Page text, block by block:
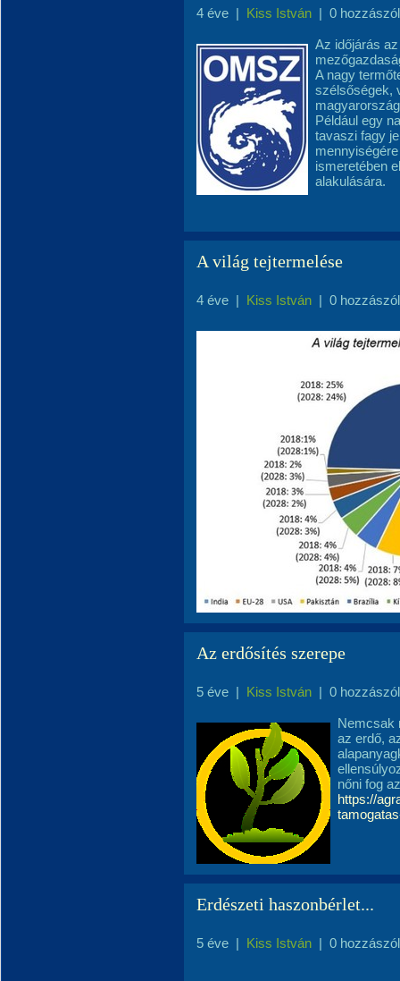
4 éve | Kiss István | 0
Az időjárás
A nagy
szélsőségek,
Például egy
tavaszi fagy
ismeretében
alakulására.
A világ tejtermelése
4 éve | Kiss István | 0
Az erdősítés szerepe
5 éve | Kiss István | 0
Nemcsak
az erdő,
nőni fog
https://
Erdészeti haszonbérlet...
5 éve | Kiss István | 0